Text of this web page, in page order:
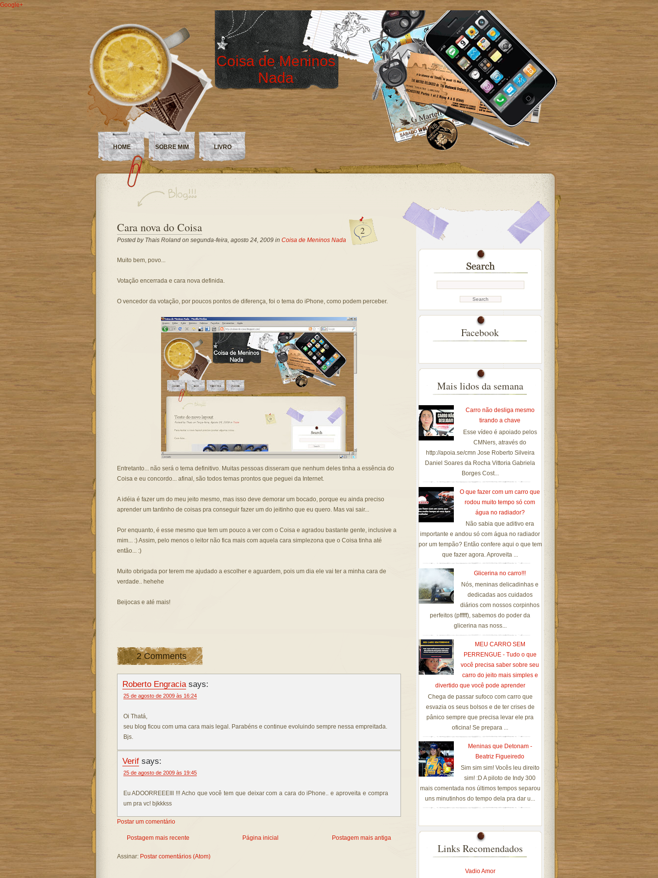
Google+
Coisa de Meninos
Nada
HOME SOBRE MIM LIVRO
2
Cara nova do Coisa
Posted by Thais Rolandon segunda-feira, agosto 24, 2009 in Coisa de Meninos Nada
Muito bem, povo...
Votação encerrada e cara nova definida.
O vencedor da votação, por poucos pontos de diferença, foi o tema do iPhone, como podem perceber.
Entretanto... não será o tema definitivo. Muitas pessoas disseram que nenhum deles tinha a essência do
Coisa e eu concordo... afinal, são todos temas prontos que peguei da Internet.
A idéia é fazer um do meu jeito mesmo, mas isso deve demorar um bocado, porque eu ainda preciso
aprender um tantinho de coisas pra conseguir fazer um do jeitinho que eu quero. Mas vai sair...
Por enquanto, é esse mesmo que tem um pouco a ver com o Coisa e agradou bastante gente, inclusive a
mim... :) Assim, pelo menos o leitor não fica mais com aquela cara simplezona que o Coisa tinha até
então... :)
Muito obrigada por terem me ajudado a escolher e aguardem, pois um dia ele vai ter a minha cara de
verdade.. hehehe
Beijocas e até mais!
2 Comments
Roberto Engraciasays:
25 de agosto de 2009 às 16:24
Oi Thatá,
seu blog ficou com uma cara mais legal. Parabéns e continue evoluindo sempre nessa empreitada.
Bjs.
Verifsays:
25 de agosto de 2009 às 19:45
Eu ADOORREEEIII !!! Acho que você tem que deixar com a cara do iPhone.. e aproveita e compra
um pra vc! bjkkkss
Postar um comentário
Postagem mais recente Postagem mais antiga
Página inicial
Assinar: Postar comentários (Atom)
Facebook
Mais lidos da semana
Carro não desliga mesmo
tirando a chave
Esse vídeo é apoiado pelos
CMNers, através do
http://apoia.se/cmn Jose Roberto Silveira
Daniel Soares da Rocha Vittoria Gabriela
Borges Cost...
O que fazer com um carro que
rodou muito tempo só com
água no radiador?
Não sabia que aditivo era
importante e andou só com água no radiador
por um tempão? Então confere aqui o que tem
que fazer agora. Aproveita ...
Glicerina no carro!!!
Nós, meninas delicadinhas e
dedicadas aos cuidados
diários com nossos corpinhos
perfeitos (pfffff), sabemos do poder da
glicerina nas noss...
MEU CARRO SEM
PERRENGUE - Tudo o que
você precisa saber sobre seu
carro do jeito mais simples e
divertido que você pode aprender
Chega de passar sufoco com carro que
esvazia os seus bolsos e de ter crises de
pânico sempre que precisa levar ele pra
oficina! Se prepara ...
Meninas que Detonam -
Beatriz Figueiredo
Sim sim sim! Vocês leu direito
sim! :D A piloto de Indy 300
mais comentada nos últimos tempos separou
uns minutinhos do tempo dela pra dar u...
Links Recomendados
Vadio Amor